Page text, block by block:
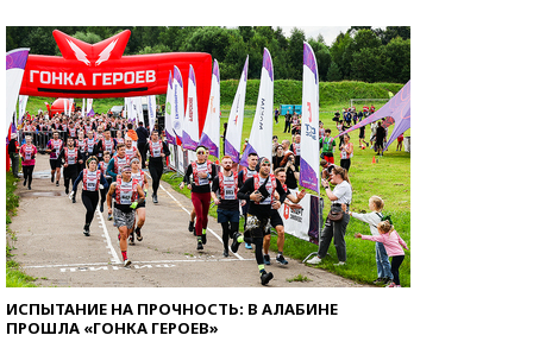
ИСПЫТАНИЕ НА ПРОЧНОСТЬ: В АЛАБИНЕ
ПРОШЛА «ГОНКА ГЕРОЕВ»